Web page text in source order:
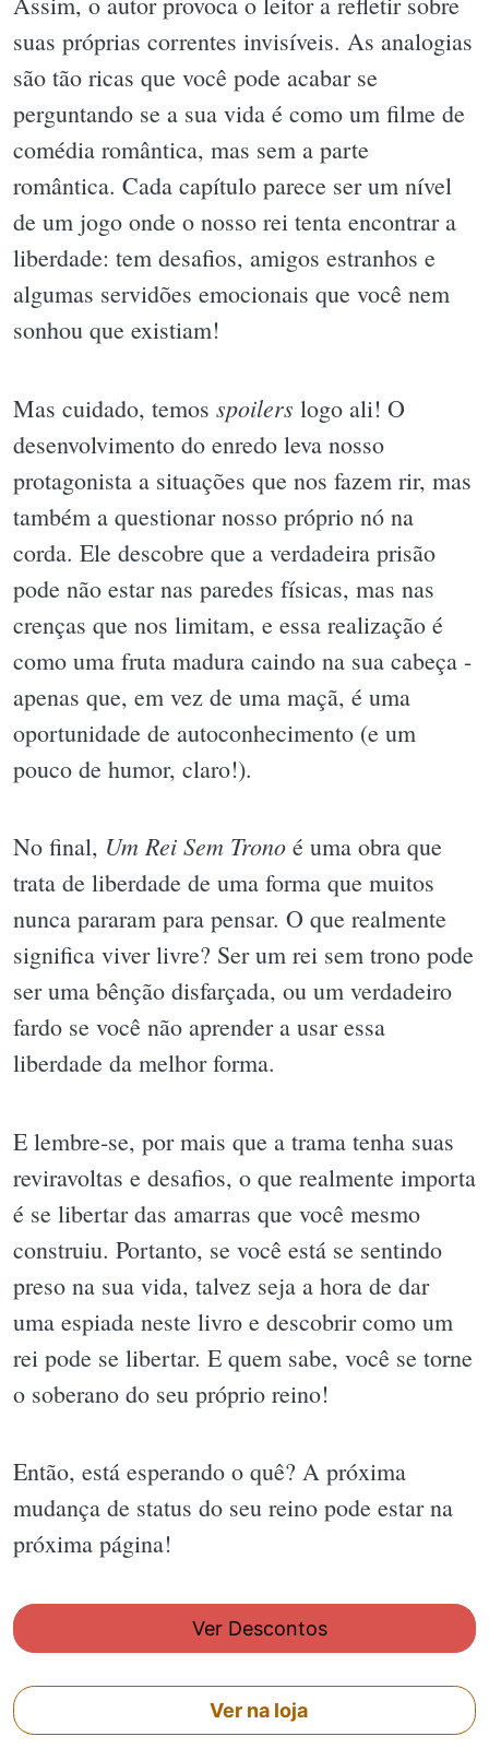
suas próprias correntes invisíveis. As analogias
são tão ricas que você pode acabar se
perguntando se a sua vida é como um filme de
comédia romântica, mas sem a parte
romântica. Cada capítulo parece ser um nível
de um jogo onde o nosso rei tenta encontrar a
liberdade: tem desafios, amigos estranhos e
algumas servidões emocionais que você nem
sonhou que existiam!
Mas cuidado, temos spoilers logo ali! O
desenvolvimento do enredo leva nosso
protagonista a situações que nos fazem rir, mas
também a questionar nosso próprio nó na
corda. Ele descobre que a verdadeira prisão
pode não estar nas paredes físicas, mas nas
crenças que nos limitam, e essa realização é
como uma fruta madura caindo na sua cabeça -
apenas que, em vez de uma maçã, é uma
oportunidade de autoconhecimento (e um
pouco de humor, claro!).
No final, Um Rei Sem Trono é uma obra que
trata de liberdade de uma forma que muitos
nunca pararam para pensar. O que realmente
significa viver livre? Ser um rei sem trono pode
ser uma bênção disfarçada, ou um verdadeiro
fardo se você não aprender a usar essa
liberdade da melhor forma.
E lembre-se, por mais que a trama tenha suas
reviravoltas e desafios, o que realmente importa
é se libertar das amarras que você mesmo
construiu. Portanto, se você está se sentindo
preso na sua vida, talvez seja a hora de dar
uma espiada neste livro e descobrir como um
rei pode se libertar. E quem sabe, você se torne
o soberano do seu próprio reino!
Então, está esperando o quê? A próxima
mudança de status do seu reino pode estar na
próxima página!
Ver Descontos
Ver na loja